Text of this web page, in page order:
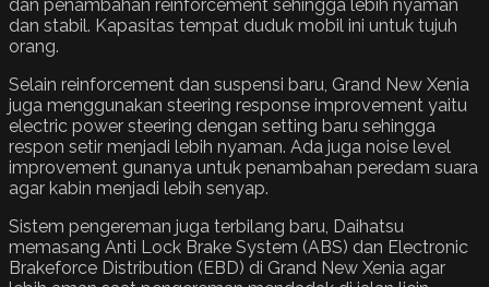
dan penambahan reinforcement sehingga lebih nyaman
dan stabil. Kapasitas tempat duduk mobil ini untuk tujuh
orang.
Selain reinforcement dan suspensi baru, Grand New Xenia
juga menggunakan steering response improvement yaitu
electric power steering dengan setting baru sehingga
respon setir menjadi lebih nyaman. Ada juga noise level
improvement gunanya untuk penambahan peredam suara
agar kabin menjadi lebih senyap.
Sistem pengereman juga terbilang baru, Daihatsu
memasang Anti Lock Brake System (ABS) dan Electronic
Brakeforce Distribution (EBD) di Grand New Xenia agar